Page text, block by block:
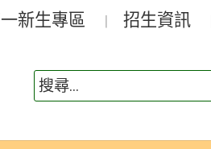
新生專區 招生資訊